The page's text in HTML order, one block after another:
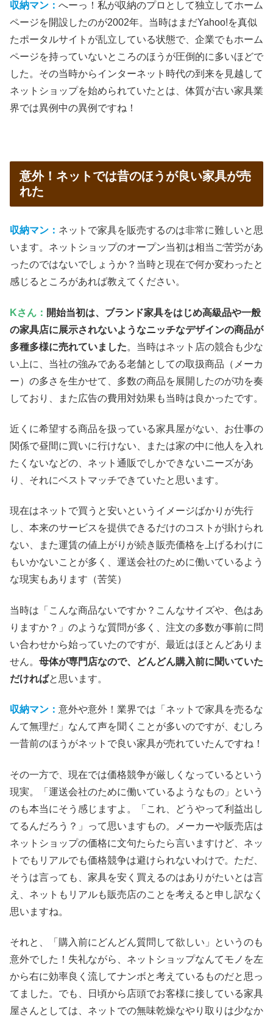
収納マン： へーっ！私が収納のプロとして独立してホーム
ページを開設したのが2002年。当時はまだYahoo!を真似
たポータルサイトが乱立している状態で、企業でもホーム
ページを持っていないところのほうが圧倒的に多いほどで
した。その当時からインターネット時代の到来を見越して
ネットショップを始められていたとは、体質が古い家具業
界では異例中の異例ですね！
意外！ネットでは昔のほうが良い家具が売
れた
収納マン： ネットで家具を販売するのは非常に難しいと思
います。ネットショップのオープン当初は相当ご苦労があ
ったのではないでしょうか？当時と現在で何か変わったと
感じるところがあれば教えてください。
Kさん： 開始当初は、ブランド家具をはじめ高級品や一般
の家具店に展示されないようなニッチなデザインの商品が
多種多様に売れていました。当時はネット店の競合も少な
い上に、当社の強みである老舗としての取扱商品（メーカ
ー）の多さを生かせて、多数の商品を展開したのが功を奏
しており、また広告の費用対効果も当時は良かったです。
近くに希望する商品を扱っている家具屋がない、お仕事の
関係で昼間に買いに行けない、または家の中に他人を入れ
たくないなどの、ネット通販でしかできないニーズがあ
り、それにベストマッチできていたと思います。
現在はネットで買うと安いというイメージばかりが先行
し、本来のサービスを提供できるだけのコストが掛けられ
ない、また運賃の値上がりが続き販売価格を上げるわけに
もいかないことが多く、運送会社のために働いているよう
な現実もあります（苦笑）
当時は「こんな商品ないですか？こんなサイズや、色はあ
りますか？」のような質問が多く、注文の多数が事前に問
い合わせから始っていたのですが、最近はほとんどありま
せん。 母体が専門店なので、どんどん購入前に聞いていた
だければと思います。
収納マン： 意外や意外！業界では「ネットで家具を売るな
んて無理だ」なんて声を聞くことが多いのですが、むしろ
一昔前のほうがネットで良い家具が売れていたんですね！
その一方で、現在では価格競争が厳しくなっているという
現実。「運送会社のために働いているようなもの」という
のも本当にそう感じますよ。「これ、どうやって利益出し
てるんだろう？」って思いますもの。メーカーや販売店は
ネットショップの価格に文句たらたら言いますけど、ネッ
トでもリアルでも価格競争は避けられないわけで。ただ、
そうは言っても、家具を安く買えるのはありがたいとは言
え、ネットもリアルも販売店のことを考えると申し訳なく
思いますね。
それと、「購入前にどんどん質問して欲しい」というのも
意外でした！失礼ながら、ネットショップなんてモノを左
から右に効率良く流してナンボと考えているものだと思っ
てました。でも、日頃から店頭でお客様に接している家具
屋さんとしては、ネットでの無味乾燥なやり取りは少なか